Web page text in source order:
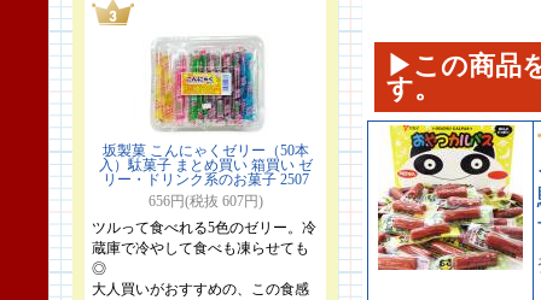
坂製菓 こんにゃくゼリー（50本
入）駄菓子 まとめ買い 箱買い ゼ
リー・ドリンク系のお菓子 2507
656円(税抜 607円)
ツルって食べれる5色のゼリー。冷
蔵庫で冷やして食べも凍らせても
◎
大人買いがおすすめの、この食感
▶この商品
す。